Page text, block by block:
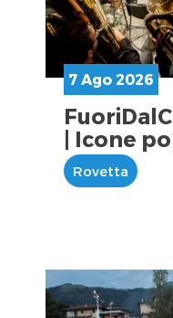
7 Ago 2026
| Icone
Rovetta